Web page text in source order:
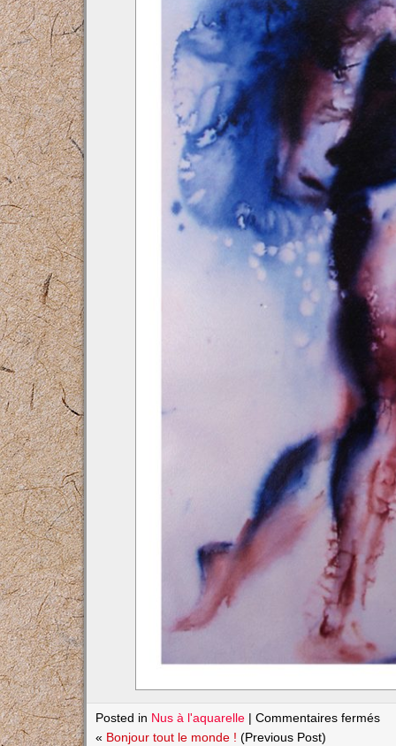
Posted in Nus à l'aquarelle |Commentaires fermés
« Bonjour tout le monde ! (Previous Post)